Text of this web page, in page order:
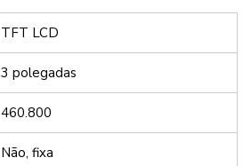
TFT LCD
3 polegadas
460.800
Não, fixa